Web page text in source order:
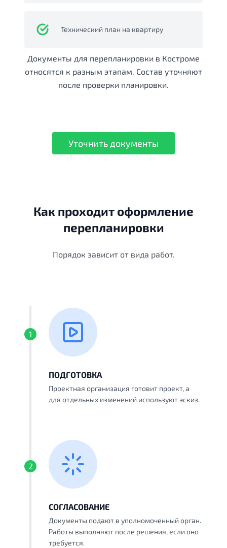
Технический план на квартиру
Документы для перепланировки в Костроме
относятся к разным этапам. Состав уточняют
после проверки планировки.
Уточнить документы
Как проходит оформление
перепланировки
Порядок зависит от вида работ.
1
ПОДГОТОВКА
Проектная организация готовит проект, а
для отдельных изменений используют эскиз.
2
СОГЛАСОВАНИЕ
Документы подают в уполномоченный орган.
Работы выполняют после решения, если оно
требуется.